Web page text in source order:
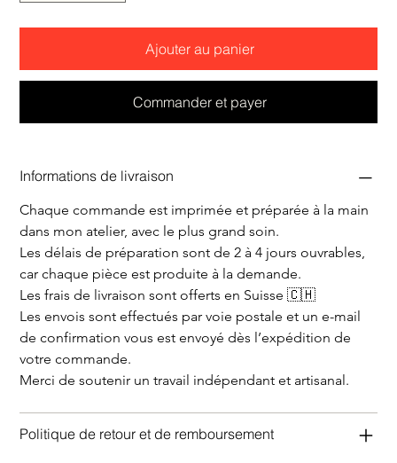
Ajouter au panier
Commander et payer
Informations de livraison
Chaque commande est imprimée et préparée à la main
dans mon atelier, avec le plus grand soin.
Les délais de préparation sont de 2 à 4 jours ouvrables,
car chaque pièce est produite à la demande.
Les frais de livraison sont offerts en Suisse 🇨🇭
Les envois sont effectués par voie postale et un e-mail
de confirmation vous est envoyé dès l’expédition de
votre commande.
Merci de soutenir un travail indépendant et artisanal.
Politique de retour et de remboursement